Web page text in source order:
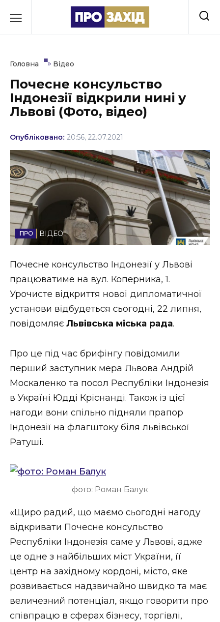
до
Культура
Освіта
Події
Політика
Соціум
Спорт
Стиль життя
Втрачений Ужгород (відеоверсія)
ЗАКАРПАТСЬКІ НОВИНИ
НОВИНИ ЗАХІДНОЇ УКРАЇНИ
ФОТО
ВІДЕО
Головна » Відео
Почесне консульство
Індонезії відкрили нині у
Львові (Фото, відео)
Опубліковано: 20:56, 22.07.2021
ВІДЕО
Почесне консульство Індонезії у Львові
працюватиме на вул. Коперника, 1.
Урочисте відкриття нової дипломатичної
установи відбудеться сьогодні, 22 липня,
повідомляє Львівська міська рада.
Про це під час брифінгу повідомили
перший заступник мера Львова Андрій
Москаленко та посол Республіки Індонезія
в Україні Юдді Кріснанді. Також із цієї
нагоди вони спільно підняли прапор
Індонезії на флагштоку біля львівської
Ратуші.
фото: Роман Балук
«Щиро радий, що маємо сьогодні нагоду
відкривати Почесне консульство
Республіки Індонезія саме у Львові, адже
це одне з найбільших міст України, її
центр на західному кордоні, місто, яке
розвивається надзвичайно швидко та має
величезний потенціал, якщо говорити про
співпрацю в сферах бізнесу, торгівлі,